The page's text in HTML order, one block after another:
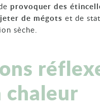
provoquer des
de mégots et de
sèche.
chaleur